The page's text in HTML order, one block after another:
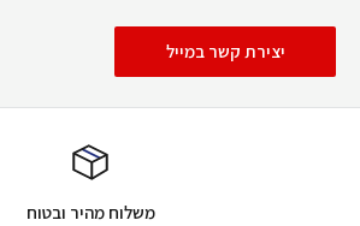
יצירת קשר במייל
משלוח מהיר ובטוח